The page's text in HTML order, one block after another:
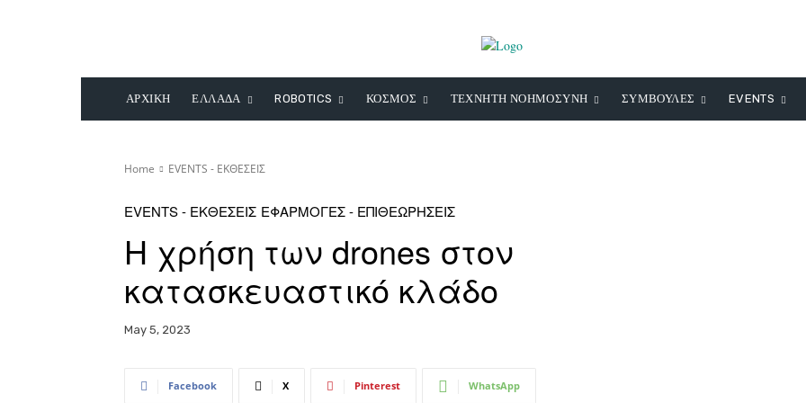
ΑΡΧΙΚΗ ΕΛΛΑΔΑ ROBOTICS ΚΟΣΜΟΣ ΤΕΧΝΗΤΗ ΝΟΗΜΟΣΥΝΗ ΣΥΜΒΟΥΛΕΣ EVENTS
Home EVENTS - ΕΚΘΕΣΕΙΣ
EVENTS - ΕΚΘΕΣΕΙΣ ΕΦΑΡΜΟΓΕΣ - ΕΠΙΘΕΩΡΗΣΕΙΣ
Η χρήση των drones στον
κατασκευαστικό κλάδο
May 5, 2023
Facebook X Pinterest WhatsApp